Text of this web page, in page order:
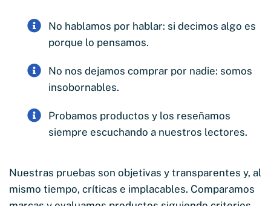
No hablamos por hablar: si decimos algo es
porque lo pensamos.
No nos dejamos comprar por nadie: somos
insobornables.
Probamos productos y los reseñamos
siempre escuchando a nuestros lectores.
Nuestras pruebas son objetivas y transparentes y, al
mismo tiempo, críticas e implacables. Comparamos